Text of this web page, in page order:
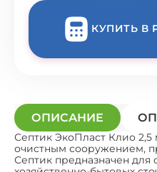
КУПИТЬ В
ОПИСАНИЕ
Септик ЭкоПласт Клио 2,5
очистным сооружением,
Септик предназначен для